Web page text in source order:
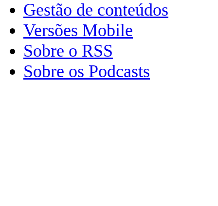
Gestão de conteúdos
Versões Mobile
Sobre o RSS
Sobre os Podcasts